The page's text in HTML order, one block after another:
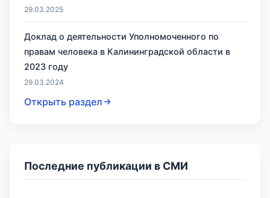
29.03.2025
Доклад о деятельности Уполномоченного по
правам человека в Калининградской области в
2023 году
29.03.2024
Открыть раздел
Последние публикации в СМИ